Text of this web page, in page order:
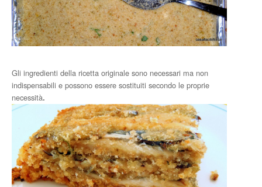
Gli ingredienti della ricetta originale sono necessari ma non
indispensabili e possono essere sostituiti secondo le proprie
necessità.